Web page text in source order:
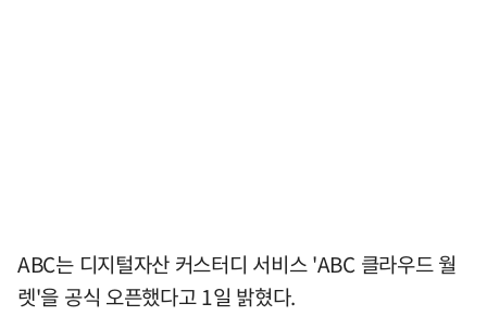
ABC는 디지털자산 커스터디 서비스 'ABC 클라우드 월
렛'을 공식 오픈했다고 1일 밝혔다.